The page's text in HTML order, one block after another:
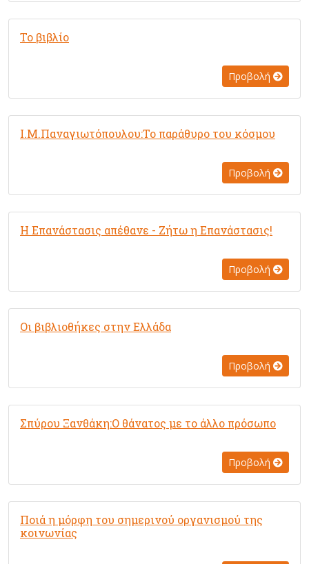
Το βιβλίο
Προβολή
Ι.Μ.Παναγιωτόπουλου:Το παράθυρο του κόσμου
Προβολή
Η Επανάστασις απέθανε - Ζήτω η Επανάστασις!
Προβολή
Οι βιβλιοθήκες στην Ελλάδα
Προβολή
Σπύρου Ξανθάκη:Ο θάνατος με το άλλο πρόσωπο
Προβολή
Ποιά η μόρφη του σημερινού οργανισμού της
κοινωνίας